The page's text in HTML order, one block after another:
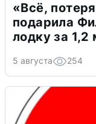
«Всё,
подарила
лодку за 1,2
5 августа 254